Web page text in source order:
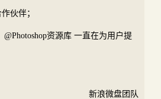
伙伴；
资源库 一直在为用户提
新浪微盘团队